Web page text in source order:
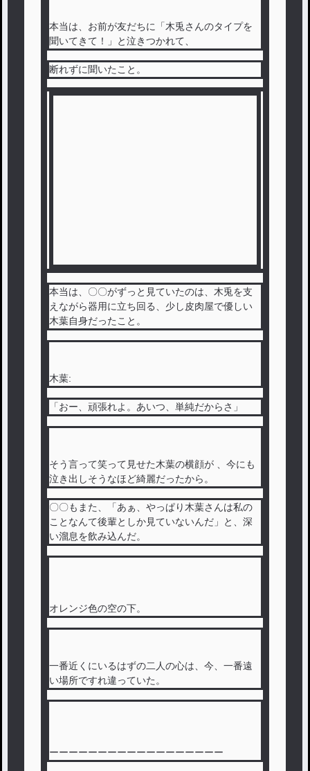
本当は、お前が友だちに「木兎さんのタイプを
聞いてきて！」と泣きつかれて、
断れずに聞いたこと。
本当は、〇〇がずっと見ていたのは、木兎を支
えながら器用に立ち回る、少し皮肉屋で優しい
木葉自身だったこと。
木葉:
「おー、頑張れよ。あいつ、単純だからさ」
そう言って笑って見せた木葉の横顔が 、今にも
泣き出しそうなほど綺麗だったから。
〇〇もまた、「あぁ、やっぱり木葉さんは私の
ことなんて後輩としか見ていないんだ」と、深
い溜息を飲み込んだ。
オレンジ色の空の下。
一番近くにいるはずの二人の心は、今、一番遠
い場所ですれ違っていた。
ーーーーーーーーーーーーーーーーーー